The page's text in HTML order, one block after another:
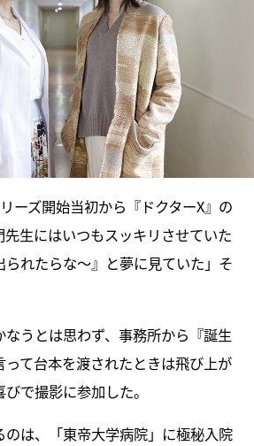
ーズ開始当初から『ドクターX』の
生にはいつもスッキリさせていた
れたらな～』と夢に見ていた」そ
なうとは思わず、事務所から『誕生
って台本を渡されたときは飛び上が
で撮影に参加した。
のは、「東帝大学病院」に極秘入院